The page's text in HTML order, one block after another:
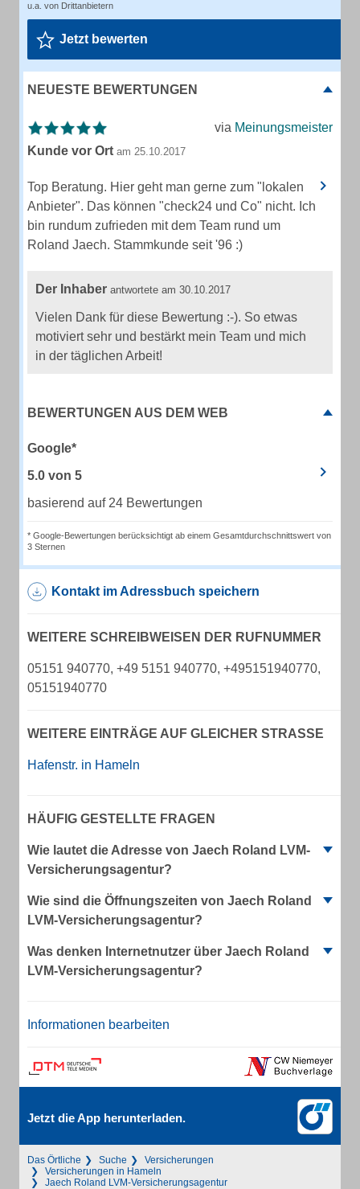
u.a. von Drittanbietern
Jetzt bewerten
NEUESTE BEWERTUNGEN
via Meinungsmeister
Kunde vor Ort am 25.10.2017
Top Beratung. Hier geht man gerne zum "lokalen
Anbieter". Das können "check24 und Co" nicht. Ich
bin rundum zufrieden mit dem Team rund um
Roland Jaech. Stammkunde seit '96 :)
Der Inhaber antwortete am 30.10.2017
Vielen Dank für diese Bewertung :-). So etwas
motiviert sehr und bestärkt mein Team und mich
in der täglichen Arbeit!
BEWERTUNGEN AUS DEM WEB
Google*
5.0 von 5
basierend auf 24 Bewertungen
* Google-Bewertungen berücksichtigt ab einem Gesamtdurchschnittswert von
3 Sternen
Kontakt im Adressbuch speichern
WEITERE SCHREIBWEISEN DER RUFNUMMER
05151 940770, +49 5151 940770, +495151940770,
05151940770
WEITERE EINTRÄGE AUF GLEICHER STRASSE
Hafenstr. in Hameln
HÄUFIG GESTELLTE FRAGEN
Wie lautet die Adresse von Jaech Roland LVM-
Versicherungsagentur?
Wie sind die Öffnungszeiten von Jaech Roland
LVM-Versicherungsagentur?
Was denken Internetnutzer über Jaech Roland
LVM-Versicherungsagentur?
Informationen bearbeiten
Jetzt die App herunterladen.
Das Örtliche Suche
Versicherungen
Versicherungen in Hameln
Jaech Roland LVM-Versicherungsagentur